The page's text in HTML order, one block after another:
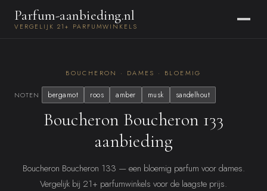
Parfum-aanbieding.nl
VERGELIJK 21+ PARFUMWINKELS
BOUCHERON · DAMES · BLOEMIG
NOTEN bergamot roos amber musk sandelhout
Boucheron Boucheron 133
aanbieding
Boucheron Boucheron 133 — een bloemig parfum voor dames.
Vergelijk bij 21+ parfumwinkels voor de laagste prijs.